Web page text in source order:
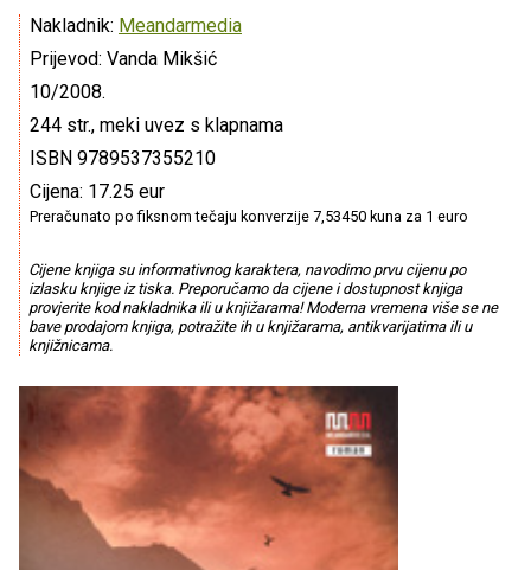
Nakladnik: Meandarmedia
Prijevod: Vanda Mikšić
10/2008.
244 str., meki uvez s klapnama
ISBN 9789537355210
Cijena: 17.25 eur
Preračunato po fiksnom tečaju konverzije 7,53450 kuna za 1 euro
Cijene knjiga su informativnog karaktera, navodimo prvu cijenu po
izlasku knjige iz tiska. Preporučamo da cijene i dostupnost knjiga
provjerite kod nakladnika ili u knjižarama! Moderna vremena više se ne
bave prodajom knjiga, potražite ih u knjižarama, antikvarijatima ili u
knjižnicama.